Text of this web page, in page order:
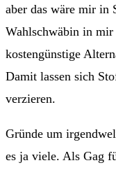
aber das wäre mir in
Wahlschwäbin in
kostengünstige
Damit lassen sich
verzieren.
Gründe um
es ja viele. Als Gag